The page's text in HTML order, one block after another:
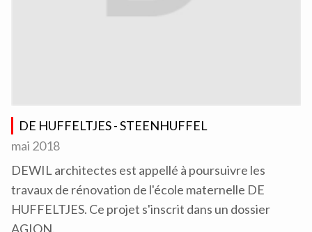
DE HUFFELTJES - STEENHUFFEL
mai 2018
DEWIL architectes est appellé à poursuivre les
travaux de rénovation de l'école maternelle DE
HUFFELTJES. Ce projet s'inscrit dans un dossier
AGION.